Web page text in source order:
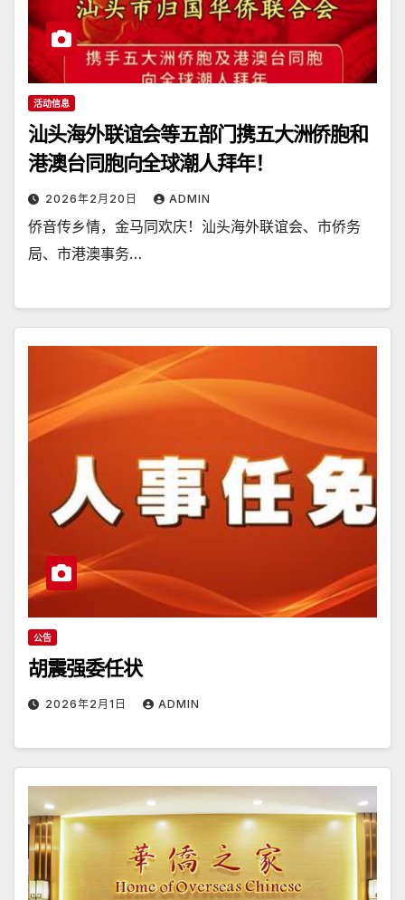
活动信息
汕头海外联谊会等五部门携五大洲侨胞和
港澳台同胞向全球潮人拜年！
2026年2月20日 ADMIN
侨音传乡情，金马同欢庆！汕头海外联谊会、市侨务
局、市港澳事务…
公告
胡震强委任状
2026年2月1日 ADMIN